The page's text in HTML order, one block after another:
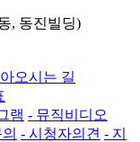
, 동진빌딩)
오시는 길
램 - 뮤직비디오
- 시청자의견 - 지